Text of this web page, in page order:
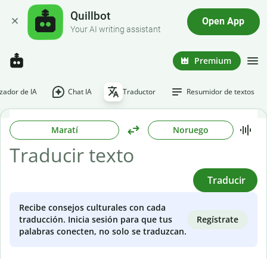
Quillbot
Your AI writing assistant
Open App
Premium
de IA Chat IA Traductor Resumidor de textos
Maratí Noruego
Traducir
Recibe consejos culturales con cada
traducción. Inicia sesión para que tus
palabras conecten, no solo se traduzcan.
Regístrate